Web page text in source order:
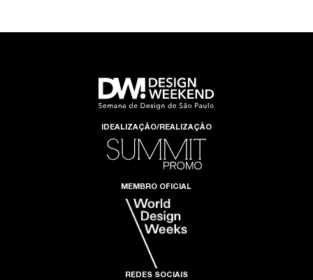
IDEALIZAÇÃO/REALIZAÇÃO
MEMBRO OFICIAL
REDES SOCIAIS